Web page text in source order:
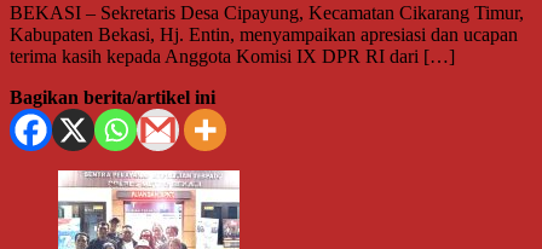
BEKASI – Sekretaris Desa Cipayung, Kecamatan Cikarang Timur,
Kabupaten Bekasi, Hj. Entin, menyampaikan apresiasi dan ucapan
terima kasih kepada Anggota Komisi IX DPR RI dari […]
Bagikan berita/artikel ini